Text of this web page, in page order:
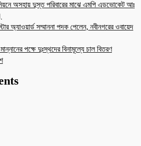
অসহায় দুস্ত পরিবারের মাঝে এমপি এডভোকেট আঃ
অ্যাওয়ার্ড সম্মাননা পদক পেলেন, নবীনগরের ওবায়েদ
পক্ষে দুঃস্থদের বিনামূল্যে চাল বিতরণ